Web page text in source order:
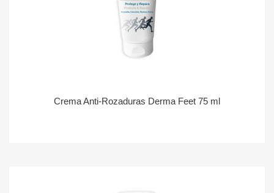
Crema Anti-Rozaduras Derma Feet 75 ml